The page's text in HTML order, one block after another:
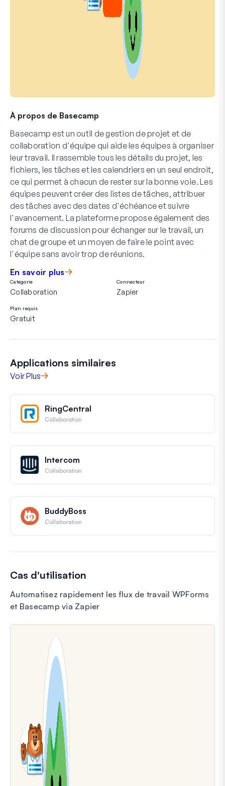
À propos de Basecamp
Basecamp est un outil de gestion de projet et de
collaboration d'équipe qui aide les équipes à organiser
leur travail. Il rassemble tous les détails du projet, les
fichiers, les tâches et les calendriers en un seul endroit,
ce qui permet à chacun de rester sur la bonne voie. Les
équipes peuvent créer des listes de tâches, attribuer
des tâches avec des dates d'échéance et suivre
l'avancement. La plateforme propose également des
forums de discussion pour échanger sur le travail, un
chat de groupe et un moyen de faire le point avec
l'équipe sans avoir trop de réunions.
En savoir plus
Catégorie
Collaboration
Connecteur
Zapier
Plan requis
Gratuit
Applications similaires
Voir Plus
RingCentral
Collaboration
Intercom
Collaboration
BuddyBoss
Collaboration
Cas d'utilisation
Automatisez rapidement les flux de travail WPForms
et Basecamp via Zapier